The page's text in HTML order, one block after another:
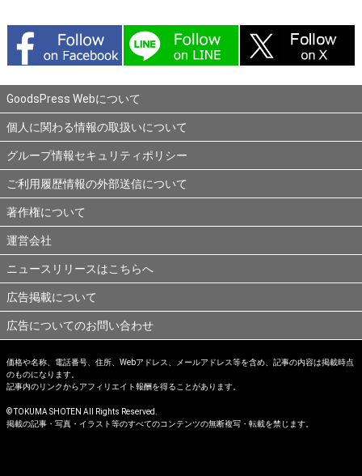
GoodsPress Webについて
個人に関わる情報の取扱いについて
グループ情報セキュリティポリシー
ご利用履歴情報の外部送信について
著作権について
運営会社
ニュースリリースはこちらへ
広告掲載について
広告についてのお問い合わせ
価格や名称、電話番号、住所、Webアドレス、メールアドレス等を含め、記事の内容は掲載時点
のものになります。
記事内のリンクからアフィリエイト報酬を得ることがあります。
© TOKUMA SHOTEN All Rights Reserved.
掲載の記事・写真・イラスト等のすべてのコンテンツの無断複写・転載を禁じます。